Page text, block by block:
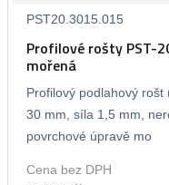
PST20.3015.015
Profilové rošty PST-
mořená
Profilový podlahový
30 mm, síla 1,5 mm,
povrchové úpravě mo
Cena bez DPH